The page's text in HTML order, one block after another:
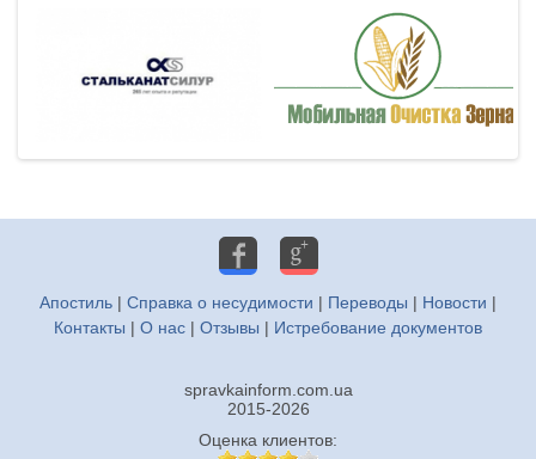
Апостиль | Справка о несудимости | Переводы | Новости |
Контакты | О нас | Отзывы | Истребование документов
spravkainform.com.ua
2015-2026
Оценка клиентов: